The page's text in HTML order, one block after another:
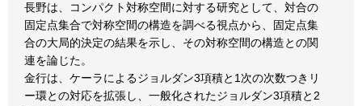
長野は、コンパクト対称空間に対する研究として、対合の
固定点集合で対称空間の構造を調べる視点から、固定点集
合の大局的決定の結果を示し、その対称空間の構造との関
連を論じた。
金行は、ケーラによるジョルダン3項積と1次の次数つきリ
ー環との対応を拡張し、一般化されたジョルダン3項積と2